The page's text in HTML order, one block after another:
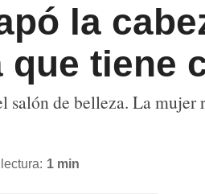
la
tiene
salón de belleza. La
1 min